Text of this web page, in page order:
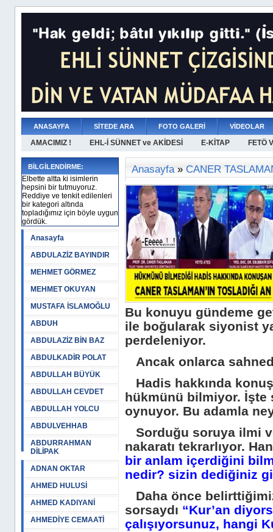
ANASAYFA SİTEDE ARA FOTO GALERİ VİDEOLAR
AMACIMIZ ! EHL-İ SÜNNET ve AKİDESİ E-KİTAP FETÖ
BİLGİLENDİRME:
Elbette altta ki isimlerin
hepsini bir tutmuyoruz.
Reddiye ve tenkit edilenleri
bir kategori altında
topladığımız için böyle uygun
gördük.
Anasayfa
ABDULAZİZ BAYINDIR
MEHMET GÖRMEZ
MEHMET OKUYAN
MUSTAFA İSLAMOĞLU
ABDUH
ABDULAZİZ BİN BAZ
ABDULKADİR POLAT
ABDULLAH BÜYÜK
ABDULLAH CEVDET
ABDULLAH YOLCU
ABDULVEHHAB
ABDURRAHMAN
DİLİPAK
ADNAN OKTAR
AHMED HULUSİ
AHMED KADIYANİ
AHMEDİYE CEMAATİ
Anasayfa» CANER
Bu konuyu gündeme
ile boğularak siyonist
perdeleniyor.
Ancak onlarca
Hadis hakkında
hükmünü bilmiyor. İşte
oynuyor. Bu adamla
Sorduğu soruya ilmi
nakaratı tekrarlıyor.
bir anlam içerdiğini
nedir? sizin dediğiniz
Daha önce
sorsaydı “Kur’an
çalışıyorsunuz, hangi